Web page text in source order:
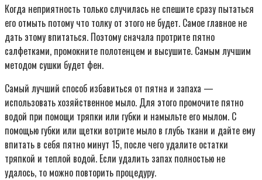
Когда неприятность только случилась не спешите сразу пытаться
его отмыть потому что толку от этого не будет. Самое главное не
дать этому впитаться. Поэтому сначала протрите пятно
салфетками, промокните полотенцем и высушите. Самым лучшим
методом сушки будет фен.
Самый лучший способ избавиться от пятна и запаха —
использовать хозяйственное мыло. Для этого промочите пятно
водой при помощи тряпки или губки и намыльте его мылом. С
помощью губки или щетки вотрите мыло в глубь ткани и дайте ему
впитать в себя пятно минут 15, после чего удалите остатки
тряпкой и теплой водой. Если удалить запах полностью не
удалось, то можно повторить процедуру.